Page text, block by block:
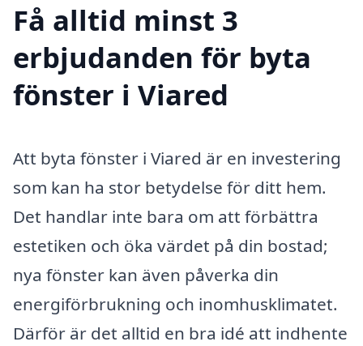
Få alltid minst 3
erbjudanden för byta
fönster i Viared
Att byta fönster i Viared är en investering
som kan ha stor betydelse för ditt hem.
Det handlar inte bara om att förbättra
estetiken och öka värdet på din bostad;
nya fönster kan även påverka din
energiförbrukning och inomhusklimatet.
Därför är det alltid en bra idé att indhente